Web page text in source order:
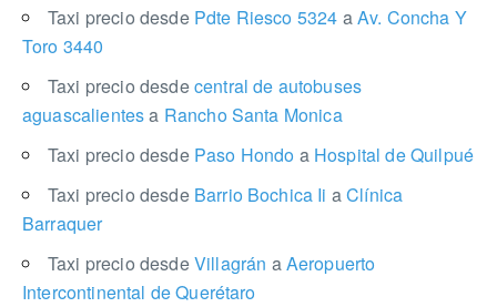
Taxi precio desde Pdte Riesco 5324 aAv. Concha Y
Toro 3440
Taxi precio desdecentral de autobuses
aguascalientesa Rancho Santa Monica
Taxi precio desde Paso Hondo aHospital de Quilpué
Taxi precio desde Barrio Bochica Ii aClínica
Barraquer
Taxi precio desdeVillagrán aAeropuerto
Intercontinental de Querétaro